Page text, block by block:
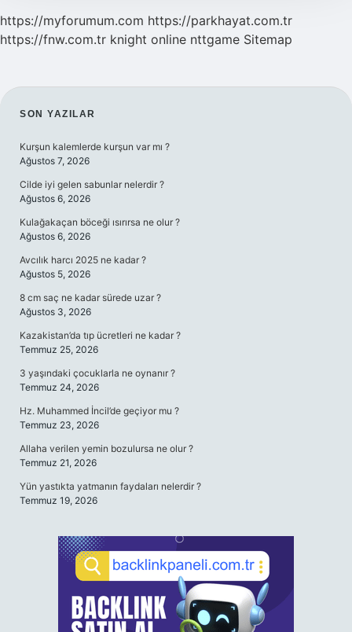
https://myforumum.com https://parkhayat.com.tr
https://fnw.com.tr knight online nttgame Sitemap
SIDEBAR
SON YAZILAR
Kurşun kalemlerde kurşun var mı ?
Ağustos 7, 2026
Cilde iyi gelen sabunlar nelerdir ?
Ağustos 6, 2026
Kulağakaçan böceği ısırırsa ne olur ?
Ağustos 6, 2026
Avcılık harcı 2025 ne kadar ?
Ağustos 5, 2026
8 cm saç ne kadar sürede uzar ?
Ağustos 3, 2026
Kazakistan’da tıp ücretleri ne kadar ?
Temmuz 25, 2026
3 yaşındaki çocuklarla ne oynanır ?
Temmuz 24, 2026
Hz. Muhammed İncil’de geçiyor mu ?
Temmuz 23, 2026
Allaha verilen yemin bozulursa ne olur ?
Temmuz 21, 2026
Yün yastıkta yatmanın faydaları nelerdir ?
Temmuz 19, 2026